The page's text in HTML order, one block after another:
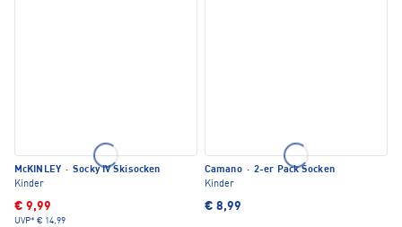
McKINLEY · Socky IV Skisocken
Kinder
€ 9,99
UVP* € 14,99
Camano · 2-er Pack Socken
Kinder
€ 8,99